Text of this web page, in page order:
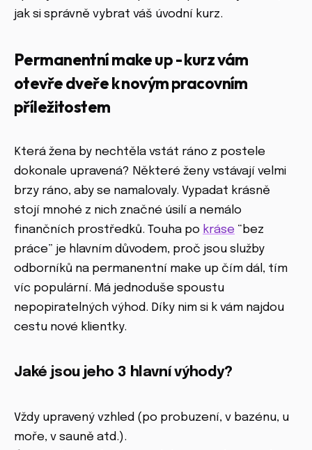
jak si správně vybrat váš úvodní kurz.
Permanentní make up - kurz vám
otevře dveře k novým pracovním
příležitostem
Která žena by nechtěla vstát ráno z postele
dokonale upravená? Některé ženy vstávají velmi
brzy ráno, aby se namalovaly. Vypadat krásně
stojí mnohé z nich značné úsilí a nemálo
finančních prostředků. Touha po kráse “bez
práce” je hlavním důvodem, proč jsou služby
odborníků na permanentní make up čím dál, tím
víc populární. Má jednoduše spoustu
nepopiratelných výhod. Díky nim si k vám najdou
cestu nové klientky.
Jaké jsou jeho 3 hlavní výhody?
Vždy upravený vzhled (po probuzení, v bazénu, u
moře, v sauně atd.).